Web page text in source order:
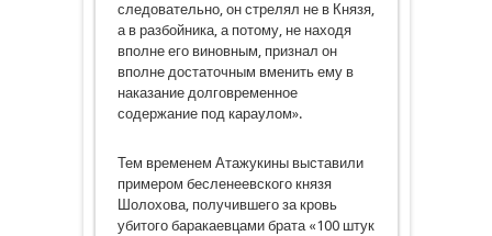
следовательно, он стрелял не в Князя,
а в разбойника, а потому, не находя
вполне его виновным, признал он
вполне достаточным вменить ему в
наказание долговременное
содержание под караулом».
Тем временем Атажукины выставили
примером бесленеевского князя
Шолохова, получившего за кровь
убитого баракаевцами брата «100 штук